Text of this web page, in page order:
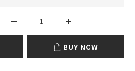
BUY NOW